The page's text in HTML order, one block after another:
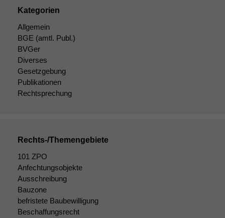
Kategorien
Allgemein
BGE (amtl. Publ.)
BVGer
Diverses
Gesetzgebung
Publikationen
Rechtsprechung
Rechts-/Themengebiete
101 ZPO
Anfechtungsobjekte
Ausschreibung
Bauzone
befristete Baubewilligung
Beschaffungsrecht